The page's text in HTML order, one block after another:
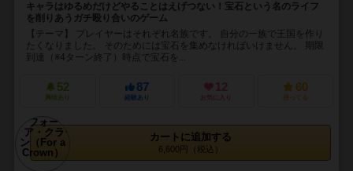
キャラはゆるめだけどやることはえげつない！宝石という名のライフ
を削りあうガチ殴り合いのゲーム
【テーマ】 プレイヤーはそれぞれ名族です。 自分の一族で王国を作り
たくなりました。 そのためには宝石を集めなければいけません。 期限
到達（※4ターン終了）時点で宝石を...
52
興味あり
87
経験あり
12
お気に入り
60
持ってる
カートに追加する
6,600円（税込）